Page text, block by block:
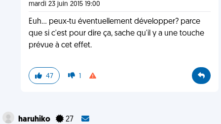
mardi 23 juin 2015 19:00
Euh... peux-tu éventuellement développer? parce
que si c'est pour dire ça, sache qu'il y a une touche
prévue à cet effet.
47 1
haruhiko 27